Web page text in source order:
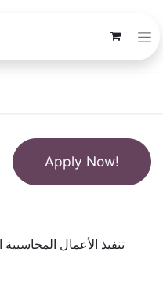
Apply Now!
تنفيذ الأعمال